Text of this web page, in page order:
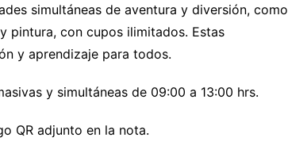
simultáneas de aventura y diversión, como
pintura, con cupos ilimitados. Estas
y aprendizaje para todos.
y simultáneas de 09:00 a 13:00 hrs.
QR adjunto en la nota.